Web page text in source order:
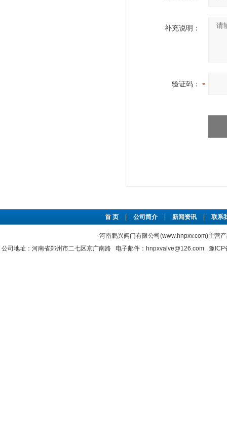
补充说明：
验证码：
首 页 公司简介 新闻资讯 联系
河南鹏兴阀门有限公司(www.hnpxv.com)主营
公司地址：河南省郑州市二七区京广南路 电子邮件：hnpxvalve@126.com 豫ICP